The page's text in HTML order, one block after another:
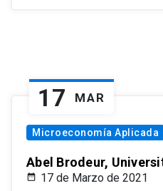
17 MAR
Microeconomía Aplicada
Abel Brodeur,
17 de Marzo de 2021